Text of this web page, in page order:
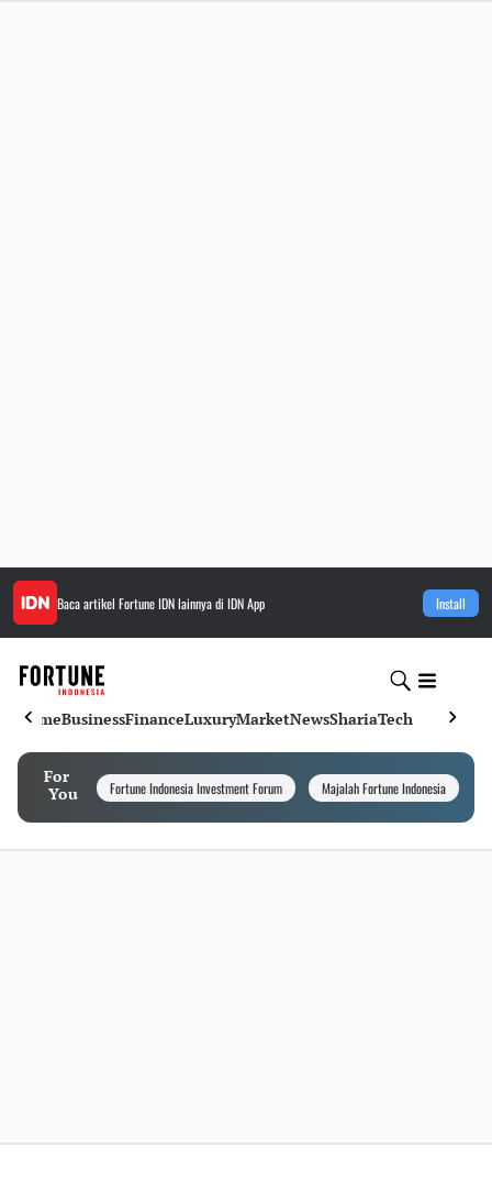
Baca artikel Fortune IDNlainnya di IDN App Install
HomeBusinessFinanceLuxuryMarketNewsShariaTech
For
You
Fortune Indonesia Investment Forum Majalah Fortune Indonesia